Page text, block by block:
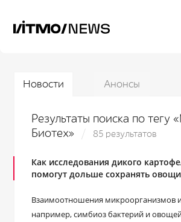
Новости Анонсы
Результаты поиска по тегу
Биотех»
85 результатов
Как исследования дикого
помогут дольше сохранять
Взаимоотношения микроорганизмов
например, симбиоз бактерий и